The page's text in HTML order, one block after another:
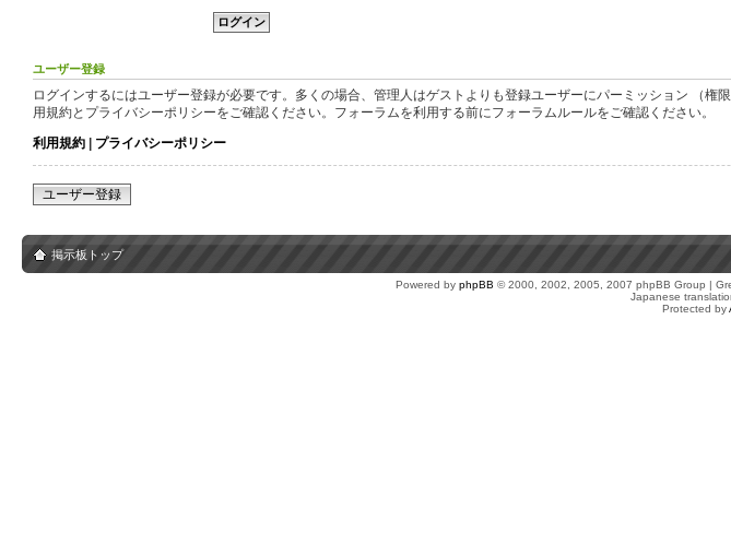
ユーザー登録
ログインするにはユーザー登録が必要です。多くの場合、管理人はゲストよりも登録ユーザーにパーミッション （
用規約とプライバシーポリシーをご確認ください。フォーラムを利用する前にフォーラムルールをご確認ください。
利用規約 | プライバシーポリシー
ユーザー登録
掲示板トップ
Powered by phpBB © 2000, 2002, 2005, 2007 phpBB Group |
Japanese
Protected by